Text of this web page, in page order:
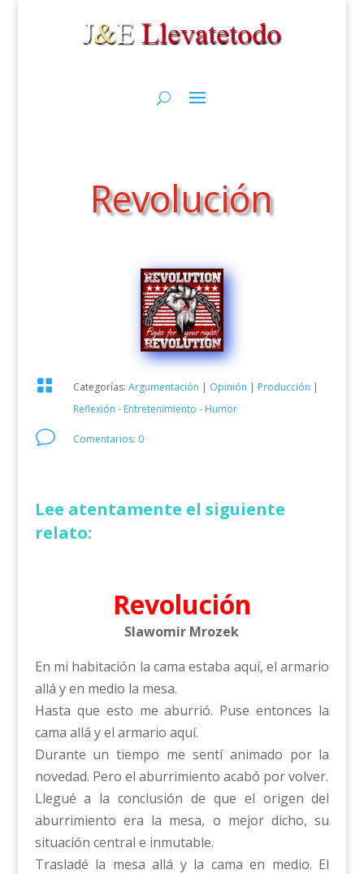
Revolución
 Categorías: Argumentación | Opinión | Producción |
Reflexión - Entretenimiento - Humor
v Comentarios: 0
Lee atentamente el siguiente
relato:
Revolución
Slawomir Mrozek
En mi habitación la cama estaba aquí, el armario
allá y en medio la mesa.
Hasta que esto me aburrió. Puse entonces la
cama allá y el armario aquí.
Durante un tiempo me sentí animado por la
novedad. Pero el aburrimiento acabó por volver.
Llegué a la conclusión de que el origen del
aburrimiento era la mesa, o mejor dicho, su
situación central e inmutable.
Trasladé la mesa allá y la cama en medio. El